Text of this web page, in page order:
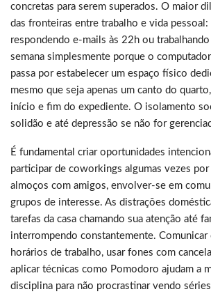
concretas para serem superados. O maior
das fronteiras entre trabalho e vida
respondendo e-mails às 22h ou
semana simplesmente porque o
passa por estabelecer um espaço físico
mesmo que seja apenas um canto do
início e fim do expediente. O isolamento
solidão e até depressão se não for
É fundamental criar oportunidades
participar de coworkings algumas vezes por
almoços com amigos, envolver-se em
grupos de interesse. As distrações
tarefas da casa chamando sua atenção até
interrompendo constantemente. Comunicar
horários de trabalho, usar fones com
aplicar técnicas como Pomodoro ajudam a
disciplina para não procrastinar vendo